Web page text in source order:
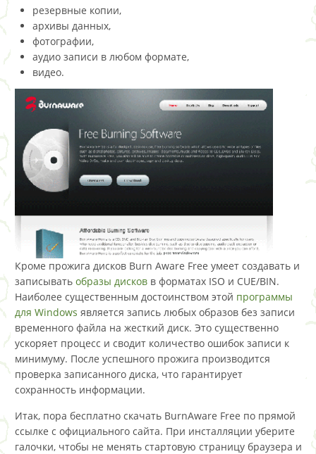
резервные копии,
архивы данных,
фотографии,
аудио записи в любом формате,
видео.
Кроме прожига дисков Burn Aware Free умеет создавать и
записывать образы дисков в форматах ISO и CUE/BIN.
Наиболее существенным достоинством этой программы
для Windows является запись любых образов без записи
временного файла на жесткий диск. Это существенно
ускоряет процесс и сводит количество ошибок записи к
минимуму. После успешного прожига производится
проверка записанного диска, что гарантирует
сохранность информации.
Итак, пора бесплатно скачать BurnAware Free по прямой
ссылке с официального сайта. При инсталляции уберите
галочки, чтобы не менять стартовую страницу браузера и